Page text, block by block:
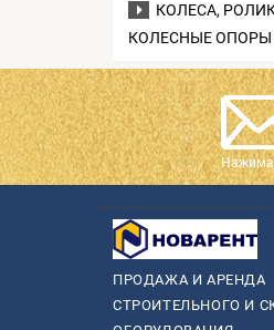
КОЛЕСА,
КОЛЕСНЫЕ ОПОРЫ
ПРОДАЖА И АРЕНДА
СТРОИТЕЛЬНОГО И